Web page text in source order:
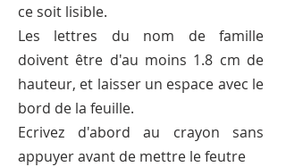
ce soit lisible.
Les lettres du nom de famille
doivent être d'au moins 1.8 cm de
hauteur, et laisser un espace avec le
bord de la feuille.
Ecrivez d'abord au crayon sans
appuyer avant de mettre le feutre